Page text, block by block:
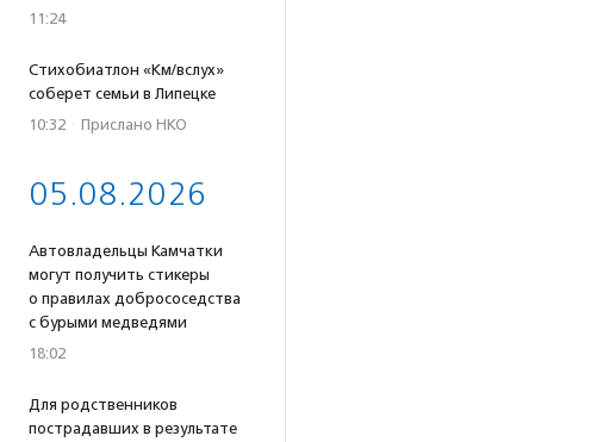
11:24
Стихобиатлон «Км/вслух»
соберет семьи в Липецке
10:32 · Прислано НКО
05.08.2026
Автовладельцы Камчатки
могут получить стикеры
о правилах добрососедства
с бурыми медведями
18:02
Для родственников
пострадавших в результате